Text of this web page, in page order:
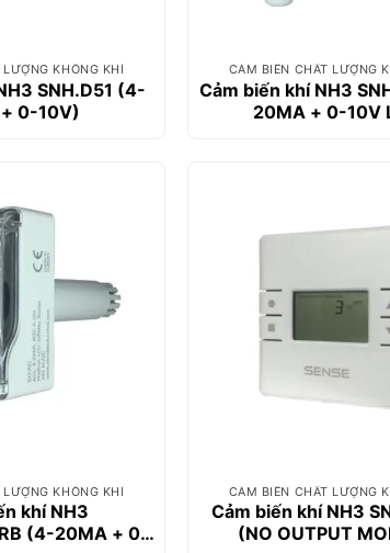
KHÔNG KHÍ
SNH.D51 (4-
0-10V)
CẢM BIẾN CHẤT LƯỢNG
Cảm biến khí NH3
20MA + 0-10V
KHÔNG KHÍ
khí NH3
(4-20MA + 0-
CẢM BIẾN CHẤT LƯỢNG
Cảm biến khí NH3
(NO OUTPUT